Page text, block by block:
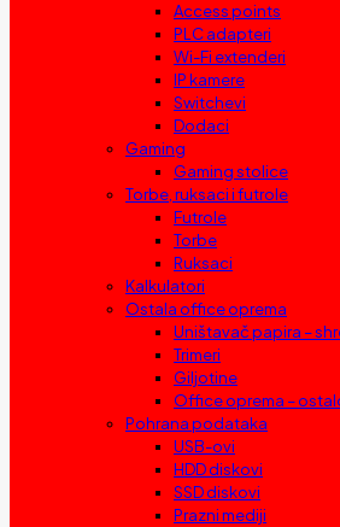
Access points
PLC adapteri
Wi-Fi extenderi
IP kamere
Switchevi
Dodaci
Gaming
Gaming stolice
Torbe, ruksaci i futrole
Futrole
Torbe
Ruksaci
Kalkulatori
Ostala office oprema
Uništavač papira –
Trimeri
Giljotine
Office oprema –
Pohrana podataka
USB-ovi
HDD diskovi
SSD diskovi
Prazni mediji